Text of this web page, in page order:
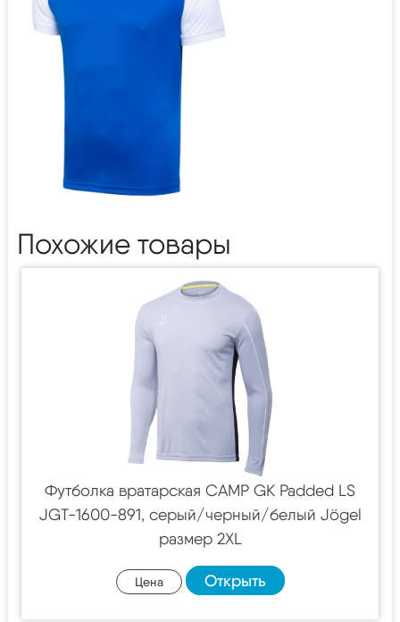
Похожие товары
Футболка вратарская CAMP GK Padded LS
JGT-1600-891, серый/черный/белый Jögel
размер 2XL
Цена Открыть